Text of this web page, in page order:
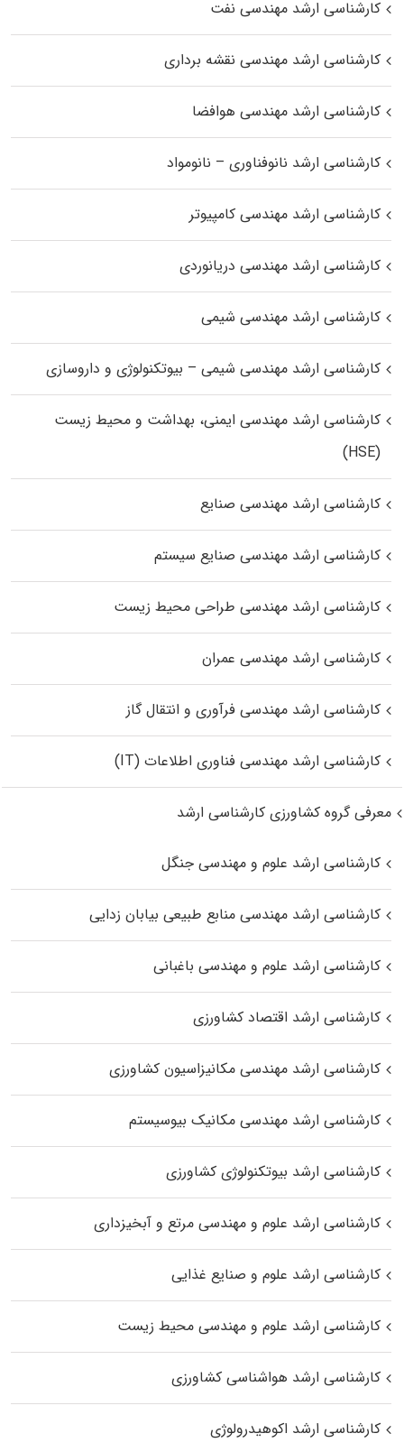
کارشناسی ارشد مهندسی نفت
کارشناسی ارشد مهندسی نقشه برداری
کارشناسی ارشد مهندسی هوافضا
کارشناسی ارشد نانوفناوری – نانومواد
کارشناسی ارشد مهندسی کامپیوتر
کارشناسی ارشد مهندسی دریانوردی
کارشناسی ارشد مهندسی شیمی
کارشناسی ارشد مهندسی شیمی – بیوتکنولوژی و داروسازی
کارشناسی ارشد مهندسی ایمنی، بهداشت و محیط زیست
(HSE)
کارشناسی ارشد مهندسی صنایع
کارشناسی ارشد مهندسی صنایع سیستم
کارشناسی ارشد مهندسی طراحی محیط زیست
کارشناسی ارشد مهندسی عمران
کارشناسی ارشد مهندسی فرآوری و انتقال گاز
کارشناسی ارشد مهندسی فناوری اطلاعات (IT)
معرفی گروه کشاورزی کارشناسی ارشد
کارشناسی ارشد علوم و مهندسی جنگل
کارشناسی ارشد مهندسی منابع طبیعی بیابان زدایی
کارشناسی ارشد علوم و مهندسی باغبانی
کارشناسی ارشد اقتصاد کشاورزی
کارشناسی ارشد مهندسی مکانیزاسیون کشاورزی
کارشناسی ارشد مهندسی مکانیک بیوسیستم
کارشناسی ارشد بیوتکنولوژی کشاورزی
کارشناسی ارشد علوم و مهندسی مرتع و آبخیزداری
کارشناسی ارشد علوم و صنایع غذایی
کارشناسی ارشد علوم و مهندسی محیط زیست
کارشناسی ارشد هواشناسی کشاورزی
کارشناسی ارشد اکوهیدرولوژی